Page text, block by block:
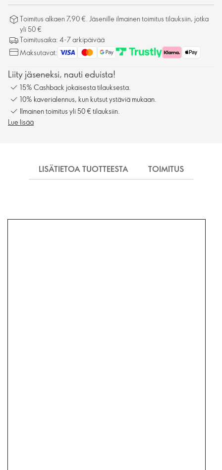
Toimitus alkaen 7,90 €. Jäsenille ilmainen toimitus tilauksiin, jotka
yli 50 €
Toimitusaika: 4-7 arkipäivää
Maksutavat:
Liity jäseneksi, nauti eduista!
15% Cashback jokaisesta tilauksesta.
10% kaverialennus, kun kutsut ystäviä mukaan.
Ilmainen toimitus yli 50 € tilauksiin.
Lue lisää
LISÄTIETOA TUOTTEESTA TOIMITUS